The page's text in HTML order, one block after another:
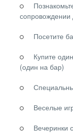
Посетите
Купите
(один на бар)
Веселые
Вечеринки